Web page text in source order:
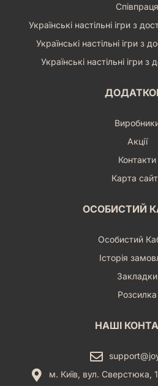
Співпраця
Українські настільні ігри з
Українські настільні ігри з
Українські настільні ігри
Акції
Контакти
Карта
ОСОБИСТИЙ
Особистий
Історія
Закладки
Розсилка
НАШІ
м. Київ, вул. Сверстюка,